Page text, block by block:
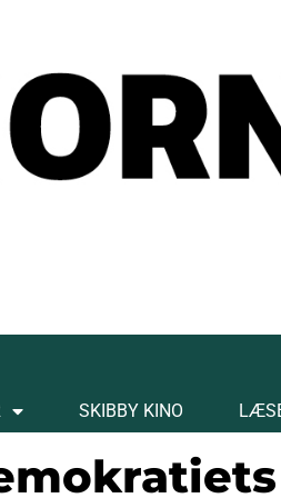
SKIBBY KINO